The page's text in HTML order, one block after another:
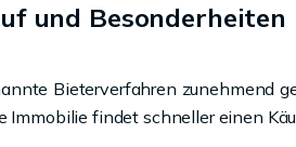
und Besonderheiten
Bieterverfahren zunehmend
Immobilie findet schneller einen